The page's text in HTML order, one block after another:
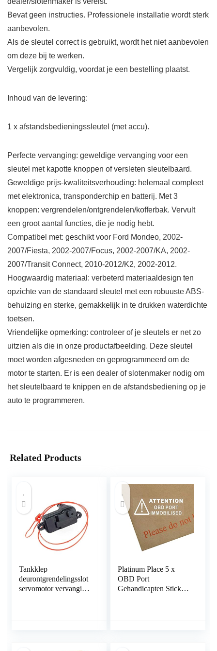
Bevat geen instructies. Professionele installatie wordt sterk
aanbevolen.
Als de sleutel correct is gebruikt, wordt het niet aanbevolen
om deze bij te werken.
Vergelijk zorgvuldig, voordat je een bestelling plaatst.
Inhoud van de levering:
1 x afstandsbedieningssleutel (met accu).
Perfecte vervanging: geweldige vervanging voor een
sleutel met kapotte knoppen of versleten sleutelbaard.
Geweldige prijs-kwaliteitsverhouding: helemaal compleet
met elektronica, transponderchip en batterij. Met 3
knoppen: vergrendelen/ontgrendelen/kofferbak. Vervult
een groot aantal functies, die je nodig hebt.
Compatibel met: geschikt voor Ford Mondeo, 2002-
2007/Fiesta, 2002-2007/Focus, 2002-2007/KA, 2002-
2007/Transit Connect, 2010-2012/K2, 2002-2012.
Hoogwaardig materiaal: verbeterd materiaaldesign ten
opzichte van de standaard sleutel met een robuuste ABS-
behuizing en sterke, gemakkelijk in te drukken waterdichte
toetsen.
Vriendelijke opmerking: controleer of je sleutels er net zo
uitzien als die in onze productafbeelding. Deze sleutel
moet worden afgesneden en geprogrammeerd om de
motor te starten. Er is een dealer of slotenmaker nodig om
het sleutelbaard te knippen en de afstandsbediening op je
auto te programmeren.
Related Products
Tankklep
deurontgrendelingsslot
servomotor vervanging
Platinum Place 5 x
OBD Port
Gehandicapten Stickers